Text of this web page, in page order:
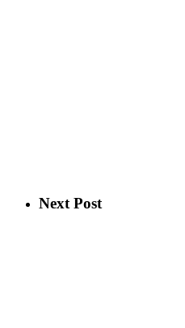
Next Post